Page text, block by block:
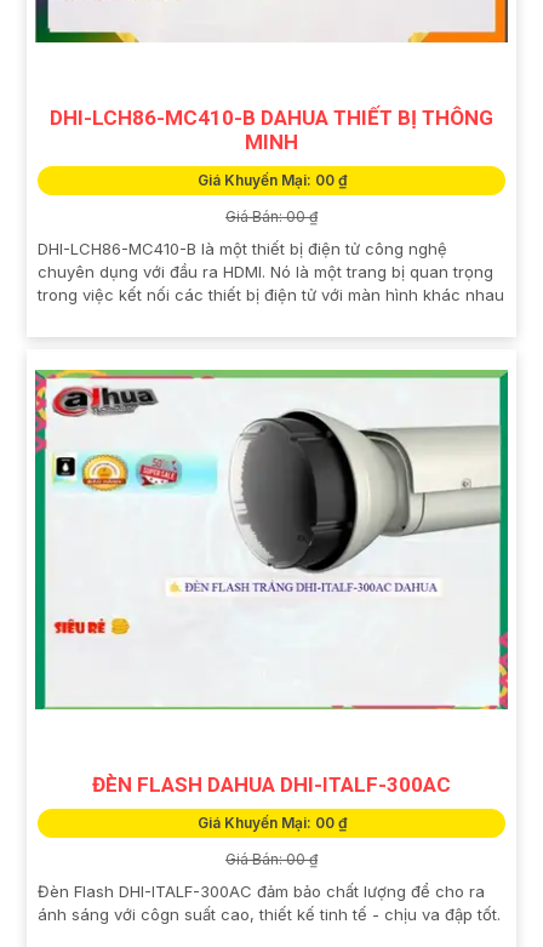
DHI-LCH86-MC410-B DAHUA THIẾT BỊ THÔNG
MINH
Giá Khuyến Mại: 00 ₫
Giá Bán: 00 ₫
DHI-LCH86-MC410-B là một thiết bị điện tử công nghệ
chuyên dụng với đầu ra HDMI. Nó là một trang bị quan trọng
trong việc kết nối các thiết bị điện tử với màn hình khác nhau
ĐÈN FLASH DAHUA DHI-ITALF-300AC
Giá Khuyến Mại: 00 ₫
Giá Bán: 00 ₫
Đèn Flash DHI-ITALF-300AC đảm bảo chất lượng để cho ra
ánh sáng với côgn suất cao, thiết kế tinh tế - chịu va đập tốt.